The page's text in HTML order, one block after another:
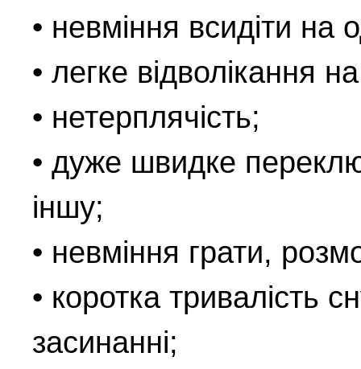
• невміння всидіти на
• легке відволікання
• нетерплячість;
• дуже швидке
іншу;
• невміння грати,
• коротка тривалість
засинанні;